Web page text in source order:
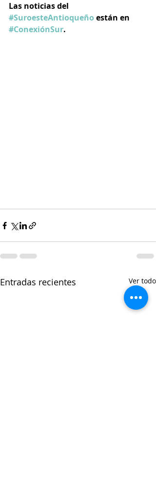
Las noticias del
#SuroesteAntioqueño están en
#ConexiónSur.
Entradas recientes Ver todo